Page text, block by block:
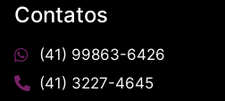
Contatos
(41) 99863-6426
(41) 3227-4645